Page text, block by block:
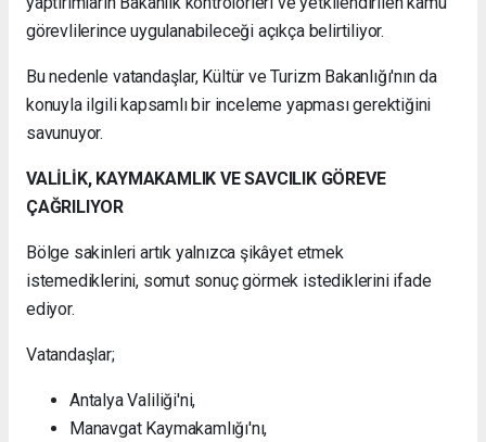
görevlilerince uygulanabileceği açıkça belirtiliyor.
Bu nedenle vatandaşlar, Kültür ve Turizm Bakanlığı'nın da
konuyla ilgili kapsamlı bir inceleme yapması gerektiğini
savunuyor.
VALİLİK, KAYMAKAMLIK VE SAVCILIK GÖREVE
ÇAĞRILIYOR
Bölge sakinleri artık yalnızca şikâyet etmek
istemediklerini, somut sonuç görmek istediklerini ifade
ediyor.
Vatandaşlar;
Antalya Valiliği'ni,
Manavgat Kaymakamlığı'nı,